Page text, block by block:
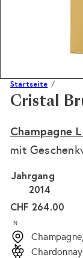
Startseite
Cristal
Champagne
mit
Jahrgang
2014
Normaler
Preis
CHF 264.00
N